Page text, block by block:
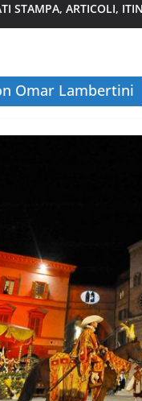
STAMPA, ARTICOLI,
Omar Lambertini